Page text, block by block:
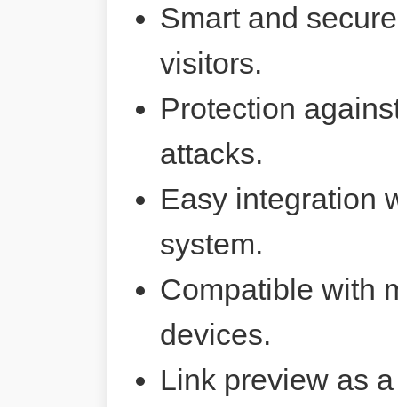
Smart and
visitors.
Protection
attacks.
Easy integration
system.
Compatible with
devices.
Link preview as